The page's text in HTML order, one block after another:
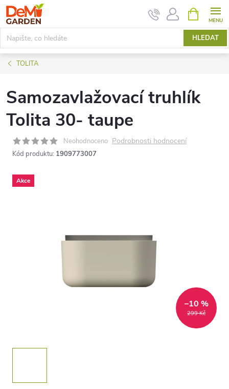
Přejít
na
obsah
HLEDAT
NÁKUPNÍ
KOŠÍK
TOLITA
Samozavlažovací truhlík
Tolita 30- taupe
Neohodnoceno Podrobnosti hodnocení
Kód produktu: 1909773007
Akce
299 Kč
–10 %